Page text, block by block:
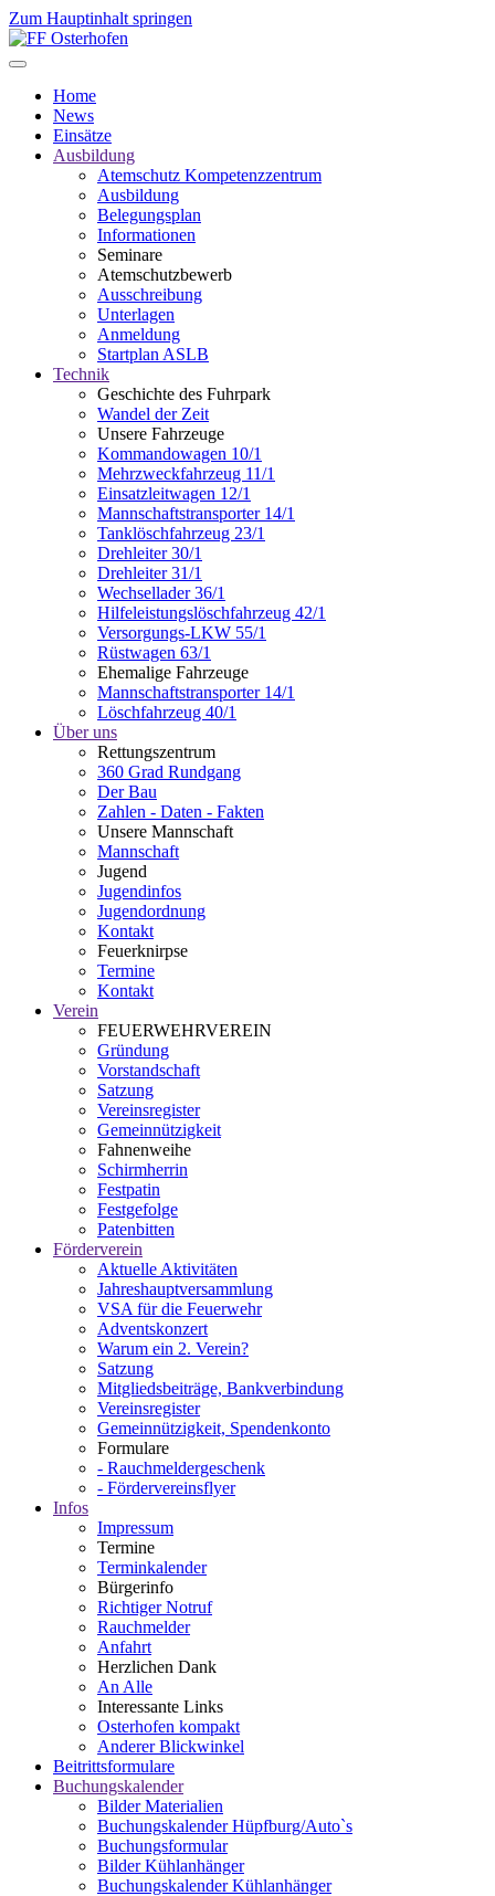
Zum Hauptinhalt springen
Home
News
Einsätze
Ausbildung
Atemschutz Kompetenzzentrum
Ausbildung
Belegungsplan
Informationen
Seminare
Atemschutzbewerb
Ausschreibung
Unterlagen
Anmeldung
Startplan ASLB
Technik
Geschichte des Fuhrpark
Wandel der Zeit
Unsere Fahrzeuge
Kommandowagen 10/1
Mehrzweckfahrzeug 11/1
Einsatzleitwagen 12/1
Mannschaftstransporter 14/1
Tanklöschfahrzeug 23/1
Drehleiter 30/1
Drehleiter 31/1
Wechsellader 36/1
Hilfeleistungslöschfahrzeug 42/1
Versorgungs-LKW 55/1
Rüstwagen 63/1
Ehemalige Fahrzeuge
Mannschaftstransporter 14/1
Löschfahrzeug 40/1
Über uns
Rettungszentrum
360 Grad Rundgang
Der Bau
Zahlen - Daten - Fakten
Unsere Mannschaft
Mannschaft
Jugend
Jugendinfos
Jugendordnung
Kontakt
Feuerknirpse
Termine
Kontakt
Verein
FEUERWEHRVEREIN
Gründung
Vorstandschaft
Satzung
Vereinsregister
Gemeinnützigkeit
Fahnenweihe
Schirmherrin
Festpatin
Festgefolge
Patenbitten
Förderverein
Aktuelle Aktivitäten
Jahreshauptversammlung
VSA für die Feuerwehr
Adventskonzert
Warum ein 2. Verein?
Satzung
Mitgliedsbeiträge, Bankverbindung
Vereinsregister
Gemeinnützigkeit, Spendenkonto
Formulare
- Rauchmeldergeschenk
- Fördervereinsflyer
Infos
Impressum
Termine
Terminkalender
Bürgerinfo
Richtiger Notruf
Rauchmelder
Anfahrt
Herzlichen Dank
An Alle
Interessante Links
Osterhofen kompakt
Anderer Blickwinkel
Beitrittsformulare
Buchungskalender
Bilder Materialien
Buchungskalender Hüpfburg/Auto`s
Buchungsformular
Bilder Kühlanhänger
Buchungskalender Kühlanhänger